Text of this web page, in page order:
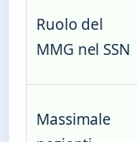
Ruolo del
MMG nel SSN
Massimale